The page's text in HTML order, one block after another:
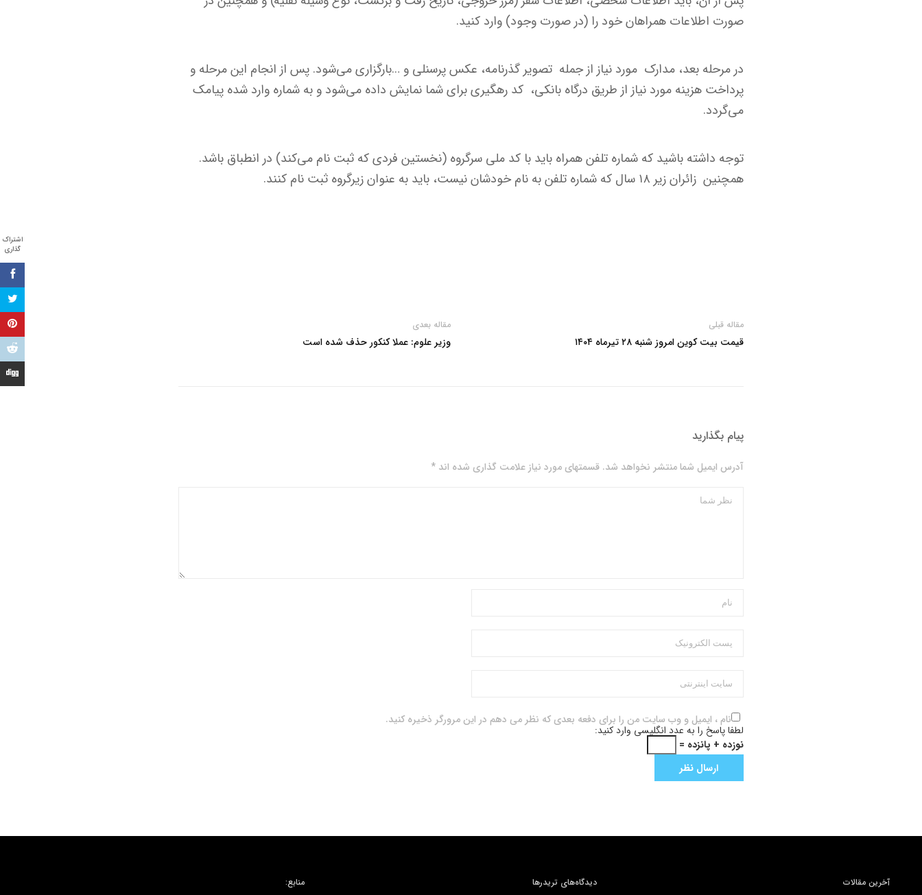
اشتراک
گذاری
صورت اطلاعات همراهان خود را (در صورت وجود) وارد کنید.
در مرحله بعد،‌ مدارک مورد نیاز از جمله تصویر گذرنامه، عکس پرسنلی و …بارگزاری می‌شود. پس از انجام این مرحله و
پرداخت هزینه مورد نیاز از طریق درگاه بانکی،‌ کد رهگیری برای شما نمایش داده می‌شود و به شماره وارد شده پیامک
می‌گردد.
توجه داشته باشید که شماره تلفن همراه باید با کد ملی سرگروه (نخستین فردی که ثبت نام می‌کند) در انطباق باشد.
همچنین زائران زیر ۱۸ سال که شماره تلفن به نام خودشان نیست، باید به عنوان زیرگروه ثبت نام کنند. ​
مقاله قبلی
قیمت بیت کوین امروز شنبه ۲۸ تیرماه ۱۴۰۴
مقاله بعدی
وزیر علوم: عملا کنکور حذف شده است
پیام بگذارید
آدرس ایمیل شما منتشر نخواهد شد. قسمتهای مورد نیاز علامت گذاری شده اند *
نام ، ایمیل و وب سایت من را برای دفعه بعدی که نظر می دهم در این مرورگر ذخیره کنید.
لطفا پاسخ را به عدد انگلیسی وارد کنید:
نوزده + پانزده =
آخرین مقالات دیدگاه‌های تریدرها
منابع: